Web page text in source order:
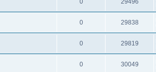
0 29838
0 29819
0 30049